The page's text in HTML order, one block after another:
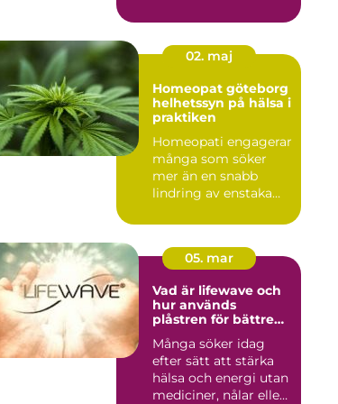
02. maj
Homeopat göteborg
helhetssyn på hälsa i
praktiken
Homeopati engagerar
många som söker
mer än en snabb
lindring av enstaka
finns fl...
05. mar
Vad är lifewave och
hur används
plåstren för bättre
Många söker idag
efter sätt att stärka
hälsa och energi utan
mediciner, nålar eller